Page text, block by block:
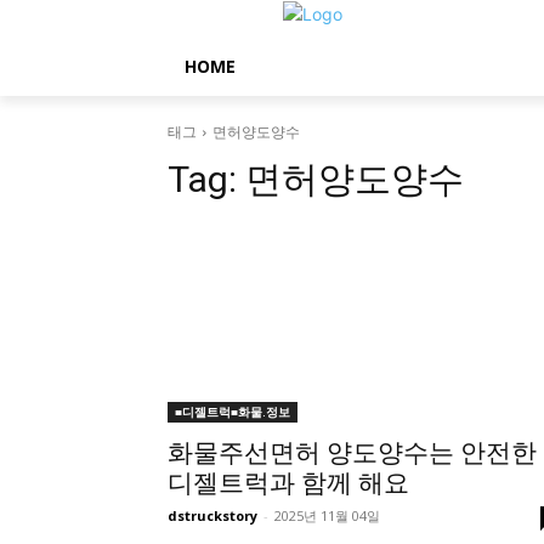
HOME
태그 면허양도양수
Tag: 면허양도양수
■디젤트럭■화물.정보
화물주선면허 양도양수는 안전한
디젤트럭과 함께 해요
dstruckstory - 2025년 11월 04일